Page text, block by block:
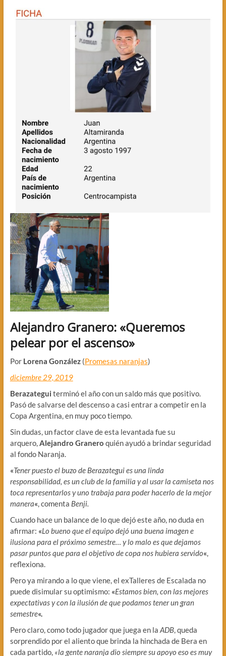
Alejandro Granero: «Queremos
pelear por el ascenso»
Por Lorena González (Promesas naranjas)
diciembre 29, 2019
Berazategui terminó el año con un saldo más que positivo.
Pasó de salvarse del descenso a casi entrar a competir en la
Copa Argentina, en muy poco tiempo.
Sin dudas, un factor clave de esta levantada fue su
arquero,Alejandro Granero quién ayudó a brindar seguridad
al fondo Naranja.
«Tener puesto el buzo de Berazategui es una linda
responsabilidad, es un club de la familia y al usar la camiseta nos
toca representarlos y uno trabaja para poder hacerlo de la mejor
manera«, comenta Benji.
Cuando hace un balance de lo que dejó este año, no duda en
afirmar: «Lo bueno que el equipo dejó una buena imagen e
ilusiona para el próximo semestre… y lo malo es que dejamos
pasar puntos que para el objetivo de copa nos hubiera servido«,
reflexiona.
Pero ya mirando a lo que viene, el exTalleres de Escalada no
puede disimular su optimismo: «Estamos bien, con las mejores
expectativas y con la ilusión de que podamos tener un gran
semestre«.
Pero claro, como todo jugador que juega en la ADB, queda
sorprendido por el aliento que brinda la hinchada de Bera en
cada partido, «la gente naranja dio siempre su apoyo eso es muy